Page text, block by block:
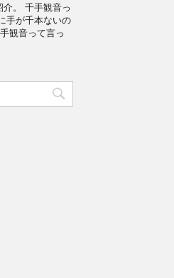
介。 千手観音っ
手が千本ないの
観音って言っ